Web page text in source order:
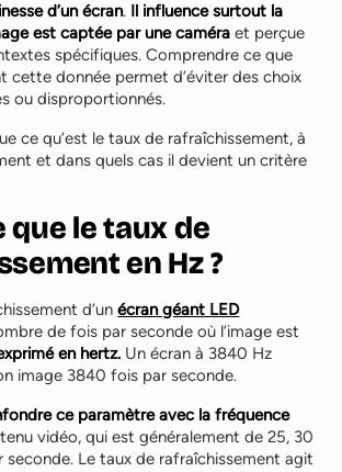
d’un écran. Il influence surtout la
est captée par une caméra et perçue
spécifiques. Comprendre ce que
cette donnée permet d’éviter des choix
ou disproportionnés.
ce qu’est le taux de rafraîchissement, à
et dans quels cas il devient un critère
que le taux de
en Hz ?
d’unécran géant LED
de fois par seconde où l’image est
en hertz. Un écran à 3840 Hz
image 3840 fois par seconde.
ce paramètre avec la fréquence
vidéo, qui est généralement de 25, 30
seconde. Le taux de rafraîchissement agit